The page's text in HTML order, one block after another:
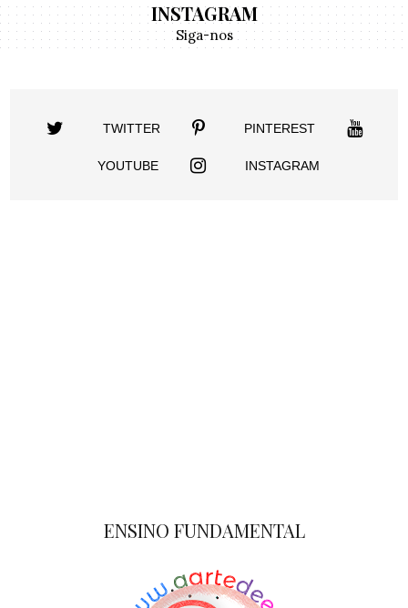
INSTAGRAM
Siga-nos
TWITTER PINTEREST
YOUTUBE INSTAGRAM
ENSINO FUNDAMENTAL